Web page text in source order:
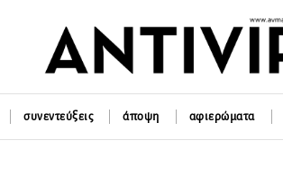
συνεντεύξεις άποψη αφιερώματα